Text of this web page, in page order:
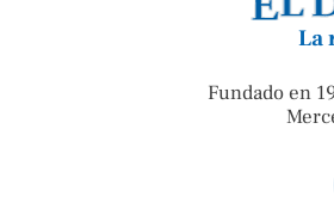
La
Fundado en